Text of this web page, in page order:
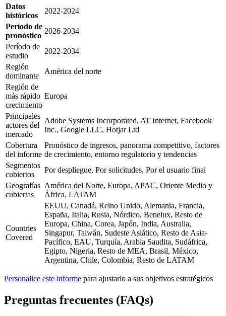
Datos
históricos
2022-2024
Período de
pronóstico
2026-2034
Período de
estudio
2022-2034
Región
dominante
América del norte
Región de
más rápido
crecimiento
Europa
Principales
actores del
mercado
Adobe Systems Incorporated, AT Internet, Facebook
Inc., Google LLC, Hotjar Ltd
Cobertura
del informe
Pronóstico de ingresos, panorama competitivo, factores
de crecimiento, entorno regulatorio y tendencias
Segmentos
cubiertos
Por despliegue, Por solicitudes, Por el usuario final
Geografías
cubiertas
América del Norte, Europa, APAC, Oriente Medio y
África, LATAM
Countries
Covered
EEUU, Canadá, Reino Unido, Alemania, Francia,
España, Italia, Rusia, Nórdico, Benelux, Resto de
Europa, China, Corea, Japón, India, Australia,
Singapur, Taiwán, Sudeste Asiático, Resto de Asia-
Pacífico, EAU, Turquía, Arabia Saudita, Sudáfrica,
Egipto, Nigeria, Resto de MEA, Brasil, México,
Argentina, Chile, Colombia, Resto de LATAM
Personalice este informe para ajustarlo a sus objetivos estratégicos
Preguntas frecuentes (FAQs)